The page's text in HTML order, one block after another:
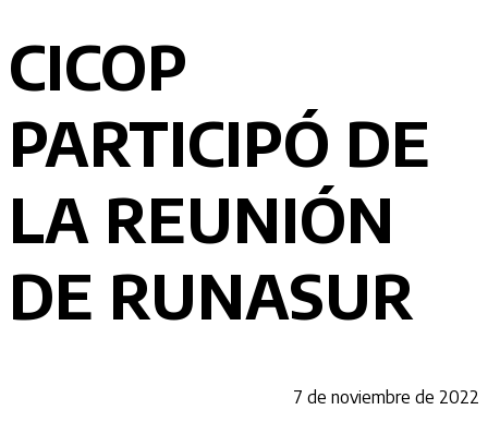
CICOP
PARTICIPÓ DE
LA REUNIÓN
DE RUNASUR
7 de noviembre de 2022